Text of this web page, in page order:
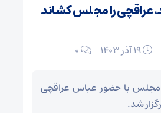
عراقچی را مجلس کشاند
0
با حضور عباس عراقچی
شد.